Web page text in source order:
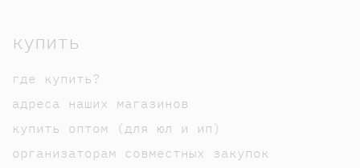
купить
где купить?
адреса наших магазинов
купить оптом (для юл и ип)
организаторам совместных закупок